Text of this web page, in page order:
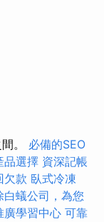
。 必備的SEO
品選擇 資深記帳
欠款 臥式冷凍
白蟻公司，為您
廣學習中心 可靠